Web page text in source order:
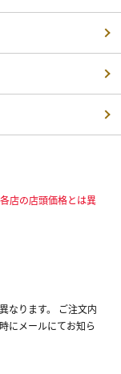
店の店頭価格とは異
なります。 ご注文内
にメールにてお知ら